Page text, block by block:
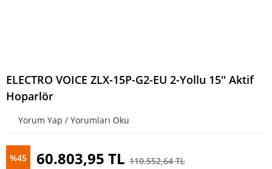
ELECTRO VOICE ZLX-15P-G2-EU 2-Yollu 15'' Aktif
Hoparlör
Yorum Yap / Yorumları Oku
%45 60.803,95 TL 110.552,64 TL